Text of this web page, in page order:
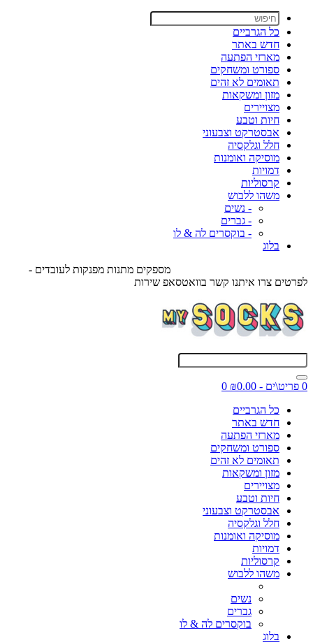
כל הגרביים
חדש באתר
מארזי הפתעה
ספורט ומשחקים
תאומים לא זהים
מזון ומשקאות
מצויירים
חיות וטבע
אבסטרקט וצבעוני
חלל וגלקסיה
מוסיקה ואומנות
דמויות
קרסוליות
משהו ללבוש
- נשים
- גברים
- בוקסרים לה & לו
בלוג
מספקים מתנות מפנקות לעובדים -
לפרטים צרו איתנו קשר בוואטסאפ שירות
0 פריט\ים - ₪0.00
0
כל הגרביים
חדש באתר
מארזי הפתעה
ספורט ומשחקים
תאומים לא זהים
מזון ומשקאות
מצויירים
חיות וטבע
אבסטרקט וצבעוני
חלל וגלקסיה
מוסיקה ואומנות
דמויות
קרסוליות
משהו ללבוש
נשים
גברים
בוקסרים לה & לו
בלוג